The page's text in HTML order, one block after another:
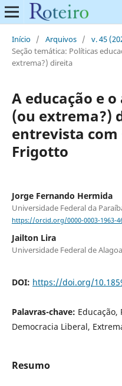
Início / Arquivos / v. 45
Seção temática: Políticas
extrema?) direita
A educação e
(ou extrema?)
entrevista com
Frigotto
Jorge Fernando Hermida
Universidade Federal da
https://orcid.org/0000-0003-1963-
Jailton Lira
Universidade Federal de
DOI: https://doi.org/
Palavras-chave: Educação,
Democracia Liberal,
Resumo